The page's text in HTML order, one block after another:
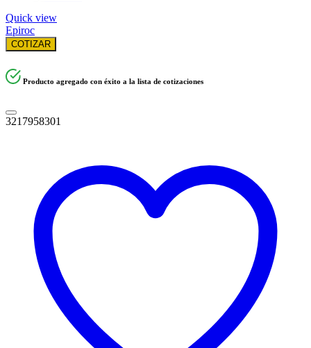
Quick view
Epiroc
COTIZAR
Producto agregado con éxito a la lista de cotizaciones
3217958301